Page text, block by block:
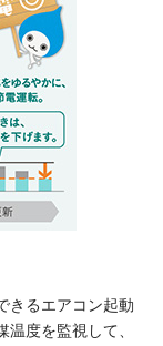
きるエアコン起動
度を監視して、